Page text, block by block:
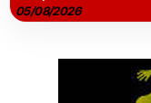
05/08/2026